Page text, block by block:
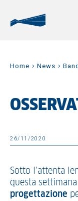
Home › News ›
26/11/2020
Sotto l’attenta
questa
progettazione